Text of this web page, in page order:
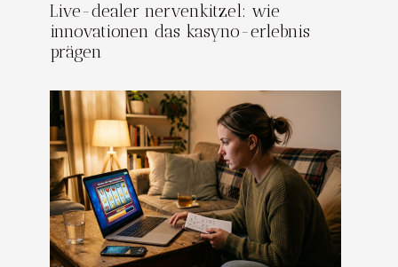
Live-dealer nervenkitzel: wie
innovationen das kasyno-erlebnis
prägen